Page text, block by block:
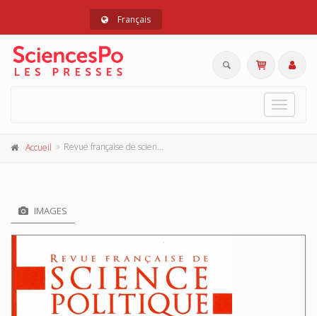
Français
Toggle
Accueil Revue française de science politique 62-5/6, octobre-décembre 2012
IMAGES